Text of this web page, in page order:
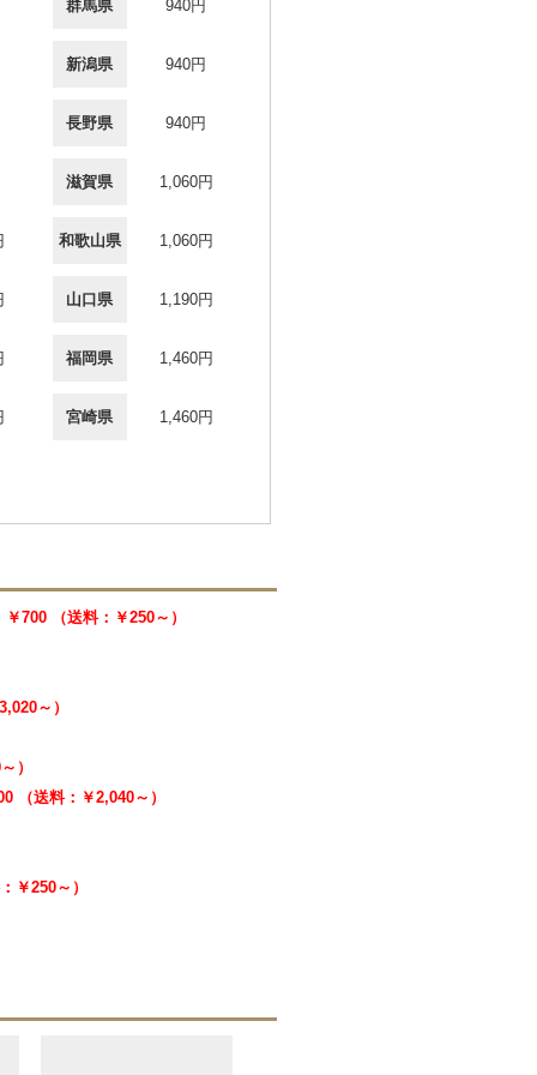
群馬県 940円
新潟県 940円
長野県 940円
滋賀県 1,060円
和歌山県 1,060円
山口県 1,190円
福岡県 1,460円
宮崎県 1,460円
￥700 （送料：￥250～）
～）
）
（送料：￥2,040～）
￥250～）